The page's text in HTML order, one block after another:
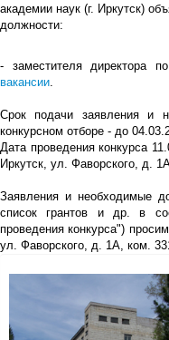
академии наук (г. Иркутск)
должности:
- заместителя директора
вакансии.
Срок подачи заявления и
конкурсном отборе - до
Дата проведения конкурса
Иркутск, ул. Фаворского, д.
Заявления и необходимые
список грантов и др. в
проведения конкурса")
ул. Фаворского, д. 1А, ком.